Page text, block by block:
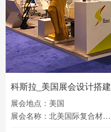
科斯拉_美国展会设计搭建
展会地点：美国
展会名称：北美国际复合材料及先进材料展览会CAMX